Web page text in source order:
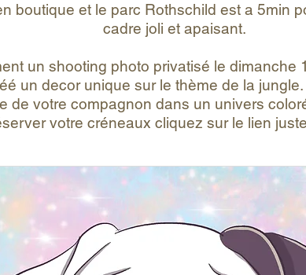
boutique et le parc Rothschild est a 5min
cadre joli et apaisant.
un shooting photo privatisé le dimanche
un decor unique sur le thème de la
de votre compagnon dans un univers
votre créneaux cliquez sur le lien